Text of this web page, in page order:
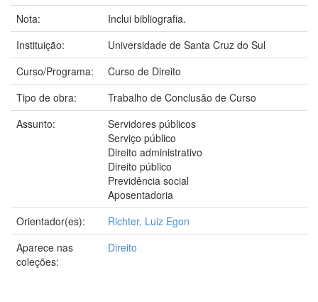
Nota:
Inclui bibliografia.
Instituição:
Universidade de Santa Cruz do Sul
Curso/Programa:
Curso de Direito
Tipo de obra:
Trabalho de Conclusão de Curso
Assunto:
Servidores públicos
Serviço público
Direito administrativo
Direito público
Previdência social
Aposentadoria
Orientador(es):
Richter, Luiz Egon
Aparece nas
coleções:
Direito